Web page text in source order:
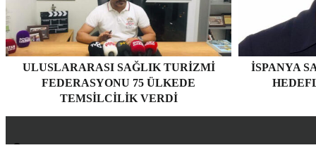
ULUSLARARASI SAĞLIK TURIZMI
FEDERASYONU 75 ÜLKEDE
TEMSILCILIK VERDI
İSPANYA